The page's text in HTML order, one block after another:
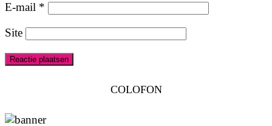
E-mail *
Site
COLOFON